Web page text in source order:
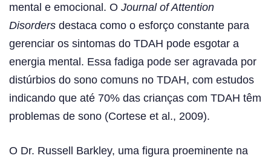
mental e emocional. O Journal of Attention
Disorders destaca como o esforço constante para
gerenciar os sintomas do TDAH pode esgotar a
energia mental. Essa fadiga pode ser agravada por
distúrbios do sono comuns no TDAH, com estudos
indicando que até 70% das crianças com TDAH têm
problemas de sono (Cortese et al., 2009).
O Dr. Russell Barkley, uma figura proeminente na